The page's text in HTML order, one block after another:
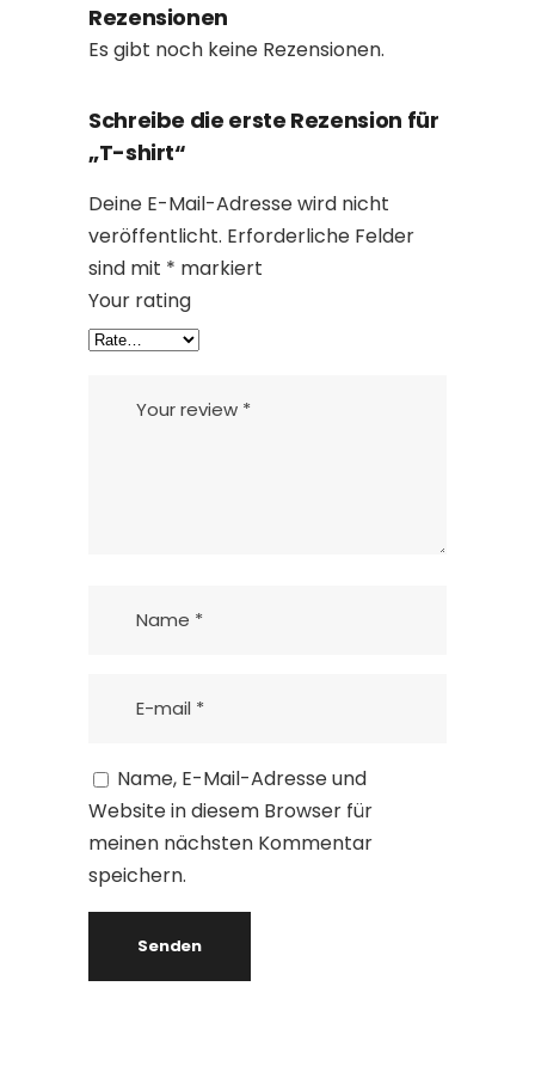
Rezensionen
Es gibt noch keine Rezensionen.
Schreibe die erste Rezension für
„T-shirt“
Deine E-Mail-Adresse wird nicht
veröffentlicht. Erforderliche Felder
sind mit * markiert
Your rating
Name, E-Mail-Adresse und
Website in diesem Browser für
meinen nächsten Kommentar
speichern.